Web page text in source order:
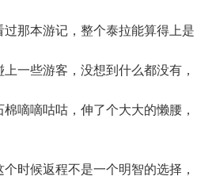
那本游记，整个泰拉能算得上是
一些游客，没想到什么都没有，
嘀嘀咕咕，伸了个大大的懒腰，
候返程不是一个明智的选择，